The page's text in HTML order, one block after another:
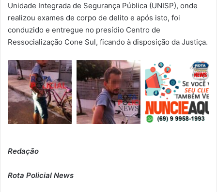
Unidade Integrada de Segurança Pública (UNISP), onde
realizou exames de corpo de delito e após isto, foi
conduzido e entregue no presídio Centro de
Ressocialização Cone Sul, ficando à disposição da Justiça.
Redação
Rota Policial News